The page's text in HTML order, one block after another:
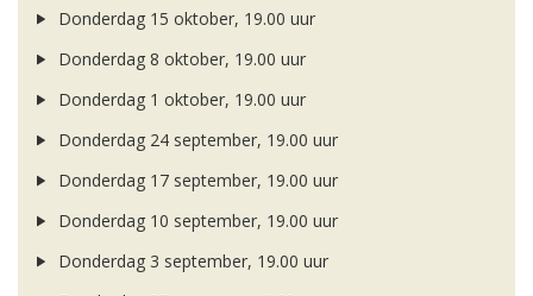
Donderdag 15 oktober, 19.00 uur
Donderdag 8 oktober, 19.00 uur
Donderdag 1 oktober, 19.00 uur
Donderdag 24 september, 19.00 uur
Donderdag 17 september, 19.00 uur
Donderdag 10 september, 19.00 uur
Donderdag 3 september, 19.00 uur